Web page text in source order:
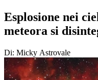
Esplosione nei
meteora si
Di: Micky Astrovale